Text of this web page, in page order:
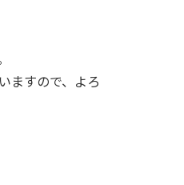
ますので、よろ